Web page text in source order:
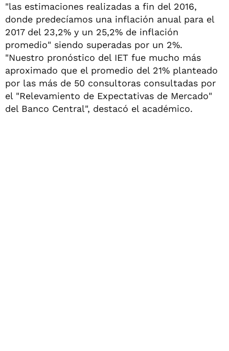
"las estimaciones realizadas a fin del 2016,
donde predecíamos una inflación anual para el
2017 del 23,2% y un 25,2% de inflación
promedio" siendo superadas por un 2%.
"Nuestro pronóstico del IET fue mucho más
aproximado que el promedio del 21% planteado
por las más de 50 consultoras consultadas por
el "Relevamiento de Expectativas de Mercado"
del Banco Central", destacó el académico.